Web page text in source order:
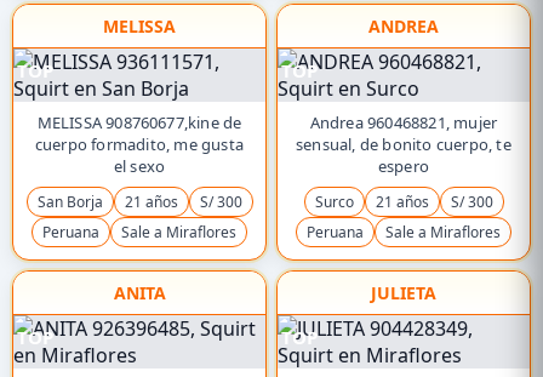
MELISSA
TOP
MELISSA 908760677,kine de
cuerpo formadito, me gusta
el sexo
San Borja 21 años
S/ 300
Peruana
Sale a Miraflores
ANDREA
TOP
Andrea 960468821, mujer
sensual, de bonito cuerpo, te
espero
Surco 21 años
S/ 300
Peruana
Sale a Miraflores
ANITA
TOP
JULIETA
TOP